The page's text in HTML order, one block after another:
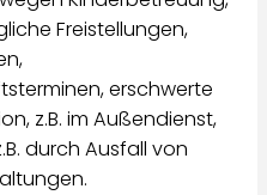
Freistellungen,
erschwerte
z.B. im Außendienst,
durch Ausfall von